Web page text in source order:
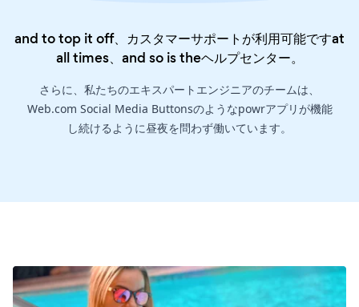
and to top it off、カスタマーサポートが利用可能ですat
all times、and so is theヘルプセンター。
さらに、私たちのエキスパートエンジニアのチームは、
Web.com Social Media Buttonsのようなpowrアプリが機能
し続けるように昼夜を問わず働いています。